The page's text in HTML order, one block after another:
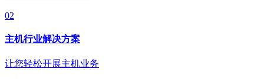
02
主机行业解决方案
让您轻松开展主机业务